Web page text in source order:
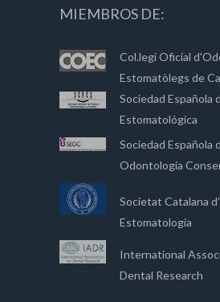
MIEMBROS DE:
Col.legi Oficial
Estomatòlegs de
Sociedad Española
Estomatológica
Sociedad Española
Odontología
Societat Catalana
Estomatologia
International
Dental Research